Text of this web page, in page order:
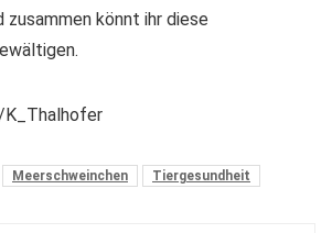
zusammen könnt ihr diese
Meerschweinchen Tiergesundheit